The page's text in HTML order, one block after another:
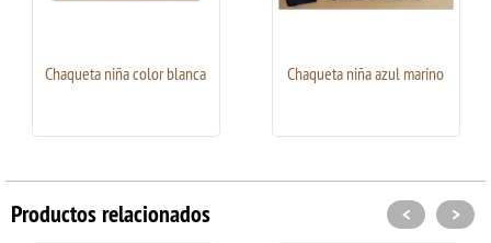
Chaqueta niña color blanca Chaqueta niña azul marino
Productos relacionados < >